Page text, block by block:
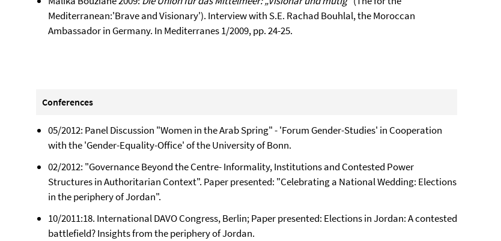
Mediterranean:'Brave and Visionary'). Interview with S.E. Rachad Bouhlal, the Moroccan
Ambassador in Germany. In Mediterranes 1/2009, pp. 24-25.
Conferences
05/2012: Panel Discussion "Women in the Arab Spring" - 'Forum Gender-Studies' in Cooperation
with the 'Gender-Equality-Office' of the University of Bonn.
02/2012: "Governance Beyond the Centre- Informality, Institutions and Contested Power
Structures in Authoritarian Context". Paper presented: "Celebrating a National Wedding: Elections
in the periphery of Jordan".
10/2011:18. International DAVO Congress, Berlin; Paper presented: Elections in Jordan: A contested
battlefield? Insights from the periphery of Jordan.